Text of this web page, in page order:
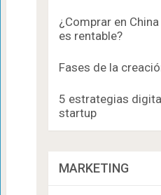
¿Comprar en
es rentable?
Fases de la
5 estrategias
startup
MARKETING